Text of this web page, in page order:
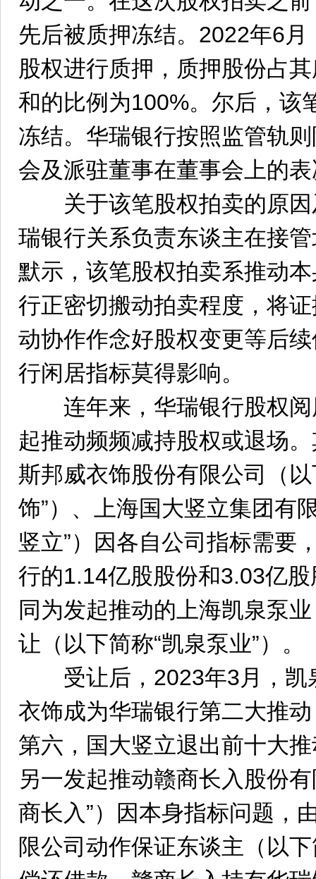
先后被质押冻结。2022年6
股权进行质押，质押股份占
和的比例为100%。尔后，该
冻结。华瑞银行按照监管轨
会及派驻董事在董事会上的
关于该笔股权拍卖的原因
瑞银行关系负责东谈主在接
默示，该笔股权拍卖系推动
行正密切搬动拍卖程度，将
动协作作念好股权变更等后
行闲居指标莫得影响。
连年来，华瑞银行股权阅
起推动频频减持股权或退场
斯邦威衣饰股份有限公司（
饰”）、上海国大竖立集团有
竖立”）因各自公司指标需要
行的1.14亿股股份和3.03亿
同为发起推动的上海凯泉泵
让（以下简称“凯泉泵业”）。
受让后，2023年3月，凯
衣饰成为华瑞银行第二大推
第六，国大竖立退出前十大
另一发起推动赣商长入股份
商长入”）因本身指标问题，
限公司动作保证东谈主（以